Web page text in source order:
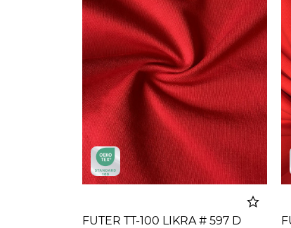
FUTER TT-100 LIKRA # 597 D